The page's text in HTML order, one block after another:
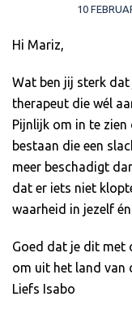
10
Hi Mariz,
Wat ben jij sterk
therapeut die wél
Pijnlijk om in te
bestaan die een
meer beschadigt
dat er iets niet
waarheid in jezelf
Goed dat je dit met
om uit het land van
Liefs Isabo